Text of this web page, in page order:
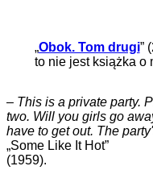
„Obok. Tom drugi”
to nie jest książka o
– This is a private party.
two. Will you girls go
have to get out. The
„Some Like It Hot”
(1959).